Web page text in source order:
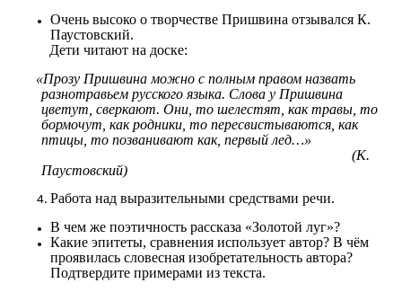
Очень высоко о творчестве Пришвина отзывался К.
Паустовский.
Дети читают на доске:
«Прозу Пришвина можно с полным правом назвать
разнотравьем русского языка. Слова у Пришвина
цветут, сверкают. Они, то шелестят, как травы, то
бормочут, как родники, то пересвистываются, как
птицы, то позванивают как, первый лед…»
(К.
Паустовский)
Работа над выразительными средствами речи.
В чем же поэтичность рассказа «Золотой луг»?
Какие эпитеты, сравнения использует автор? В чём
проявилась словесная изобретательность автора?
Подтвердите примерами из текста.